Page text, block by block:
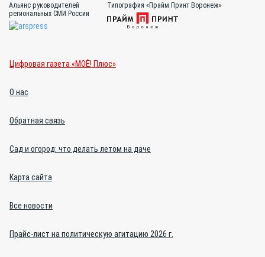
Альянс руководителей
региональных СМИ России
Типография «Прайм Принт Воронеж»
Цифровая газета «МОЁ! Плюс»
О нас
Обратная связь
Сад и огород: что делать летом на даче
Карта сайта
Все новости
Прайс-лист на политическую агитацию 2026 г.